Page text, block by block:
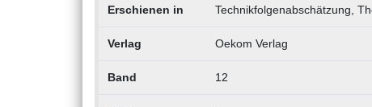
Erschienen in Technikfolgenabschätzung,
Verlag Oekom Verlag
Band 12